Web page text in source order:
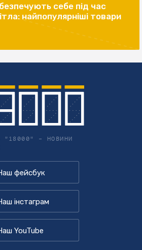
себе під час
найпопулярніші товари
"18000" – НОВИНИ
фейсбук
інстаграм
YouTube